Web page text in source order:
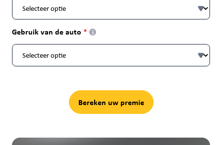
Gebruik van de auto i
Bereken uw premie